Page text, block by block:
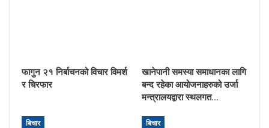
फागुन २१ निर्बाचनको विचार विमर्श
र चिरफार
खानेपानी समस्या समाधानका लागि
बन्द रहेका आयोजनाहरुको उर्जा
मन्त्रालयद्वारा स्थलगत…
बिचार बिचार